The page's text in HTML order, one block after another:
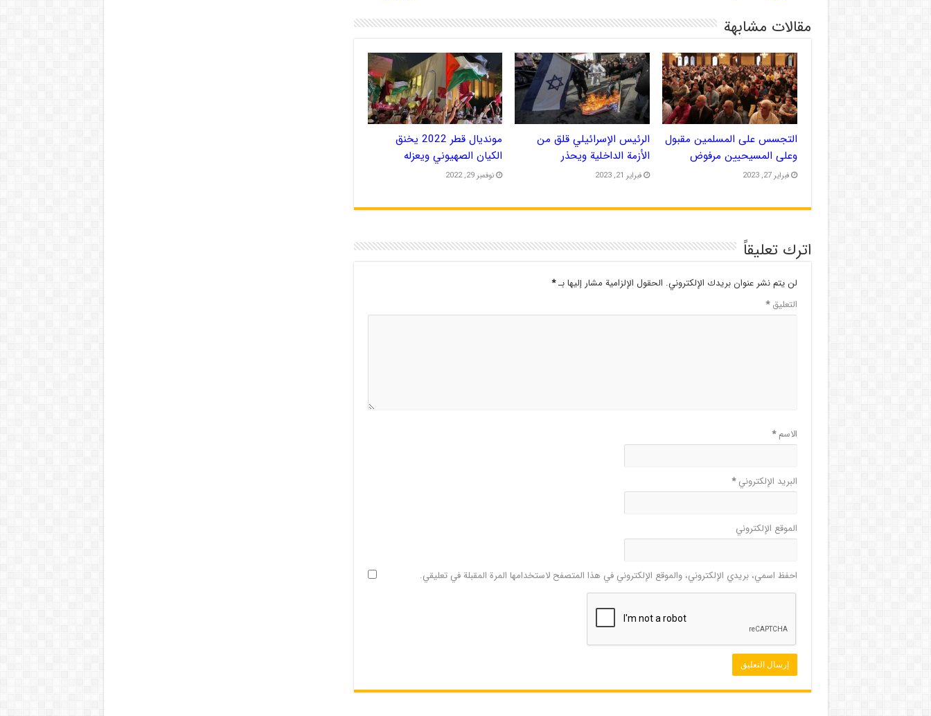
مقالات مشابهة
التجسس على المسلمين مقبول
وعلى المسيحيين مرفوض
فبراير 27, 2023
الرئيس الإسرائيلي قلق من
الأزمة الداخلية ويحذر
فبراير 21, 2023
مونديال قطر 2022 يخنق
الكيان الصهيوني ويعزله
نوفمبر 29, 2022
اترك تعليقاً
لن يتم نشر عنوان بريدك الإلكتروني. الحقول الإلزامية مشار إليها بـ*
التعليق*
الاسم*
البريد الإلكتروني*
الموقع الإلكتروني
احفظ اسمي، بريدي الإلكتروني، والموقع الإلكتروني في هذا المتصفح لاستخدامها المرة المقبلة في تعليقي.